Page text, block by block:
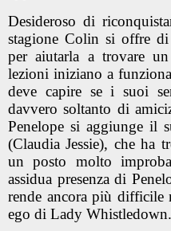
Desideroso di
stagione Colin si offre di
per aiutarla a trovare
lezioni iniziano a
deve capire se i suoi
davvero soltanto di
Penelope si aggiunge il
(Claudia Jessie), che ha
un posto molto
assidua presenza di
rende ancora più difficile
ego di Lady Whistledown.